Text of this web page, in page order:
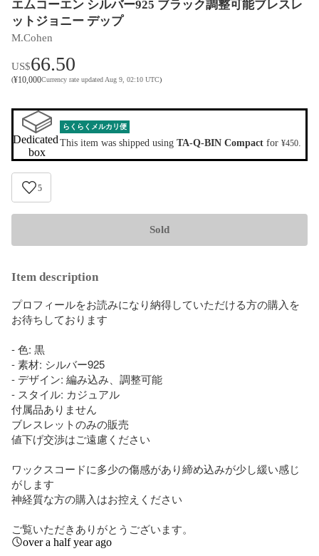
エムコーエン シルバー925 ブラック調整可能ブレスレ
ットジョニー デップ
M.Cohen
US$66.50
(¥10,000Currency rate updated Aug 9, 02:10 UTC)
Dedicated
box
らくらくメルカリ便
This item was shipped using TA-Q-BIN Compact for ¥450.
5
Sold
Item description
プロフィールをお読みになり納得していただける方の購入を
お待ちしております
- 色: 黒
- 素材: シルバー925
- デザイン: 編み込み、調整可能
- スタイル: カジュアル
付属品ありません
ブレスレットのみの販売
値下げ交渉はご遠慮ください
ワックスコードに多少の傷感があり締め込みが少し緩い感じ
がします
神経質な方の購入はお控えください
ご覧いただきありがとうございます。
over a half year ago